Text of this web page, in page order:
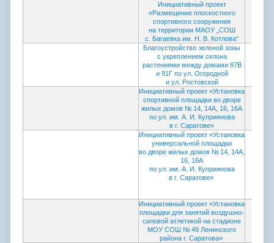
Инициативный проект
«Размещение плоскостного
спортивного сооружения
на территории МАОУ „СОШ
с. Багаевка им. Н. В. Котлова“
Благоустройство зеленой зоны
с укреплением склона
растениями между домами 87В
и 91Г по ул. Огородной
и ул. Ростовской
Инициативный проект «Установка
спортивной площадки во дворе
жилых домов № 14, 14А, 16, 16А
по ул. им. А. И. Куприянова
в г. Саратове»
Инициативный проект «Установка
универсальной площадки
во дворе жилых домов № 14, 14А,
16, 16А
по ул. им. А. И. Куприянова
в г. Саратове»
Инициативный проект «Установка
площадки для занятий воздушно-
силовой атлетикой на стадионе
МОУ СОШ № 49 Ленинского
района г. Саратова»